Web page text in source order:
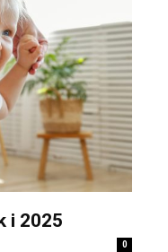
i 2025
0